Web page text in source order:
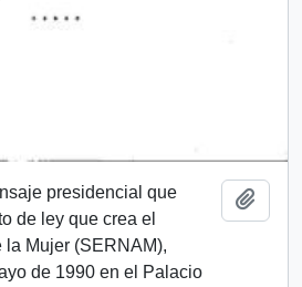
presidencial que
de ley que crea el
Mujer (SERNAM),
de 1990 en el Palacio